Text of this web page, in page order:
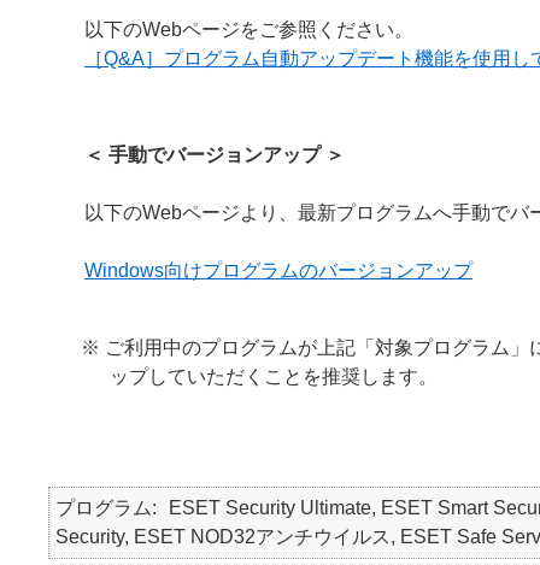
以下のWebページをご参照ください。
［Q&A］プログラム自動アップデート機能を使用
＜ 手動でバージョンアップ ＞
以下のWebページより、最新プログラムへ手動でバ
Windows向けプログラムのバージョンアップ
※ ご利用中のプログラムが上記「対象プログラム」
ップしていただくことを推奨します。
プログラム
ESET Security Ultimate, ESET Smart
Security, ESET NOD32アンチウイルス, ESET Safe